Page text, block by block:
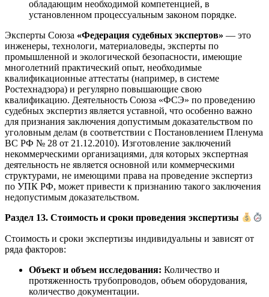
обладающим необходимой компетенцией, в
установленном процессуальным законом порядке.
Эксперты Союза «Федерация судебных экспертов» — это
инженеры, технологи, материаловеды, эксперты по
промышленной и экологической безопасности, имеющие
многолетний практический опыт, необходимые
квалификационные аттестаты (например, в системе
Ростехнадзора) и регулярно повышающие свою
квалификацию. Деятельность Союза «ФСЭ» по проведению
судебных экспертиз является уставной, что особенно важно
для признания заключения допустимым доказательством по
уголовным делам (в соответствии с Постановлением Пленума
ВС РФ № 28 от 21.12.2010). Изготовление заключений
некоммерческими организациями, для которых экспертная
деятельность не является основной или коммерческими
структурами, не имеющими права на проведение экспертиз
по УПК РФ, может привести к признанию такого заключения
недопустимым доказательством.
Раздел 13. Стоимость и сроки проведения экспертизы
Стоимость и сроки экспертизы индивидуальны и зависят от
ряда факторов:
Объект и объем исследования: Количество и
протяженность трубопроводов, объем оборудования,
количество документации.